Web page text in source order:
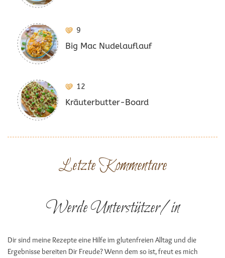
9
Big Mac Nudelauflauf
12
Kräuterbutter-Board
Letzte Kommentare
Werde Unterstützer/in
Dir sind meine Rezepte eine Hilfe im glutenfreien Alltag und die
Ergebnisse bereiten Dir Freude? Wenn dem so ist, freut es mich